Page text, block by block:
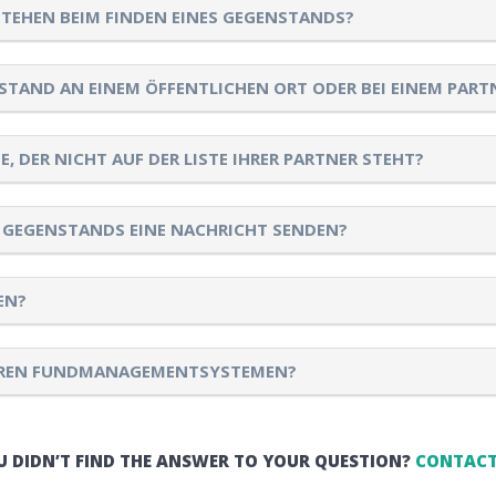
BEIM FINDEN EINES GEGENSTANDS?
AN EINEM ÖFFENTLICHEN ORT ODER BEI EINEM
NICHT AUF DER LISTE IHRER PARTNER STEHT?
EINE NACHRICHT SENDEN?
FUNDMANAGEMENTSYSTEMEN?
DIDN’T FIND THE ANSWER TO YOUR QUESTION?